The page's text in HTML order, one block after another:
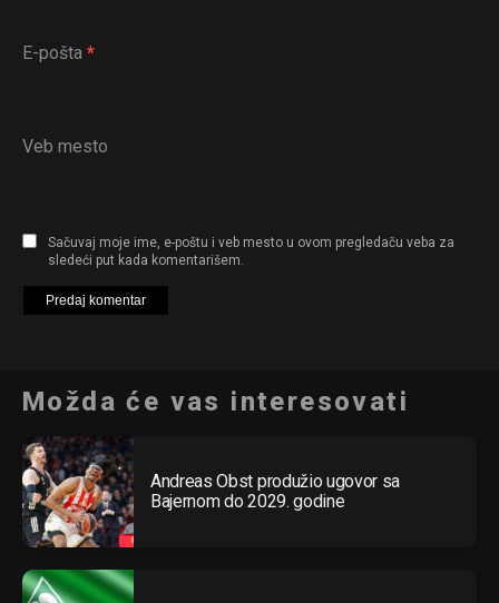
E-pošta *
Veb mesto
Sačuvaj moje ime, e-poštu i veb mesto u ovom pregledaču veba za
sledeći put kada komentarišem.
Možda će vas interesovati
Andreas Obst produžio ugovor sa
Bajernom do 2029. godine